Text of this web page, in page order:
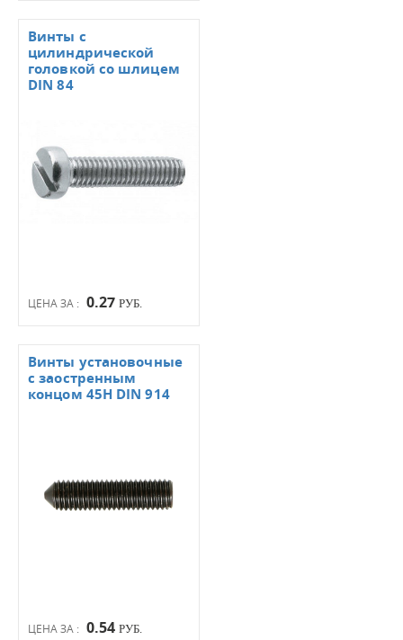
ЦЕНА ЗА : 0.27 РУБ.
Винты с
цилиндрической
головкой со шлицем
DIN 84
ЦЕНА ЗА : 0.54 РУБ.
Винты установочные
с заостренным
концом 45Н DIN 914